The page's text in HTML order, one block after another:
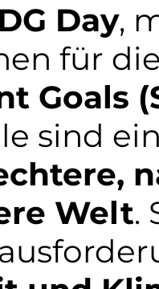
Day,
für
Goals
sind
Welt.